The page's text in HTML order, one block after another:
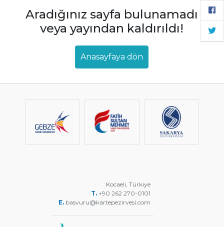
Aradığınız sayfa bulunamadı
veya yayından kaldırıldı!
Anasayfaya dön
Kocaeli, Türkiye
T. +90 262 270-0101
E. basvuru@kartepezirvesi.com